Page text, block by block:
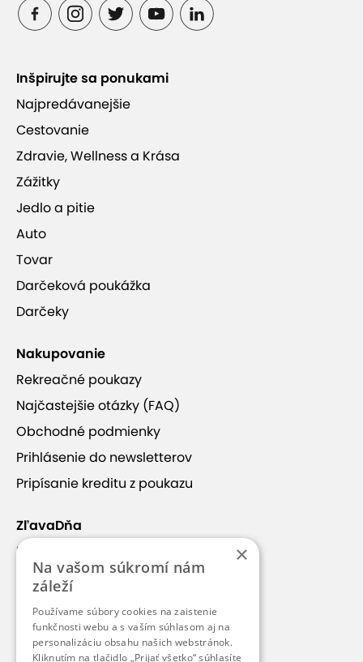
Inšpirujte sa ponukami
Najpredávanejšie
Cestovanie
Zdravie, Wellness a Krása
Zážitky
Jedlo a pitie
Auto
Tovar
Darčeková poukážka
Darčeky
Nakupovanie
Rekreačné poukazy
Najčastejšie otázky (FAQ)
Obchodné podmienky
Prihlásenie do newsletterov
Pripísanie kreditu z poukazu
ZľavaDňa
Náš príbeh
Kontakt
Kariéra
Blog
Pre médiá
×
Na vašom súkromí nám
záleží
Používame súbory cookies na zaistenie
funkčnosti webu a s vaším súhlasom aj na
personalizáciu obsahu našich webstránok.
Kliknutím na tlačidlo „Prijať všetko“ súhlasíte